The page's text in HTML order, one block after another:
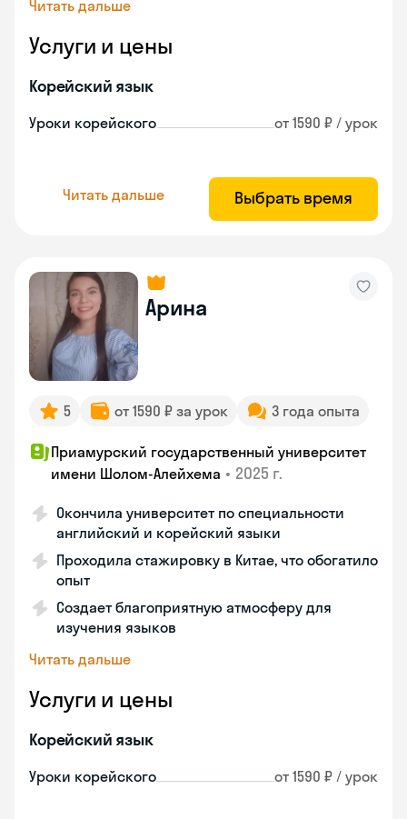
Читать дальше
Услуги и цены
Корейский язык
Уроки корейского от 1590 ₽ / урок
Читать дальше Выбрать время
Арина
5 от 1590 ₽ за урок 3 года опыта
Приамурский государственный университет
имени Шолом-Алейхема • 2025 г.
Окончила университет по специальности
английский и корейский языки
Проходила стажировку в Китае, что обогатило
опыт
Создает благоприятную атмосферу для
изучения языков
Читать дальше
Услуги и цены
Корейский язык
Уроки корейского от 1590 ₽ / урок